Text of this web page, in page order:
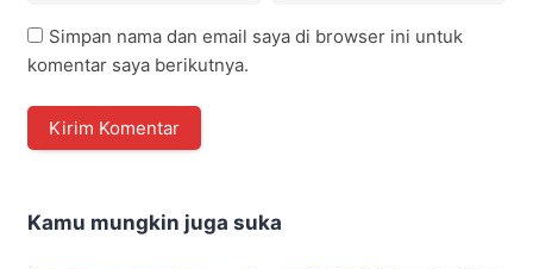
Simpan nama dan email saya di browser ini untuk
komentar saya berikutnya.
Kamu mungkin juga suka